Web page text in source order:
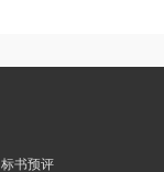
标书预评